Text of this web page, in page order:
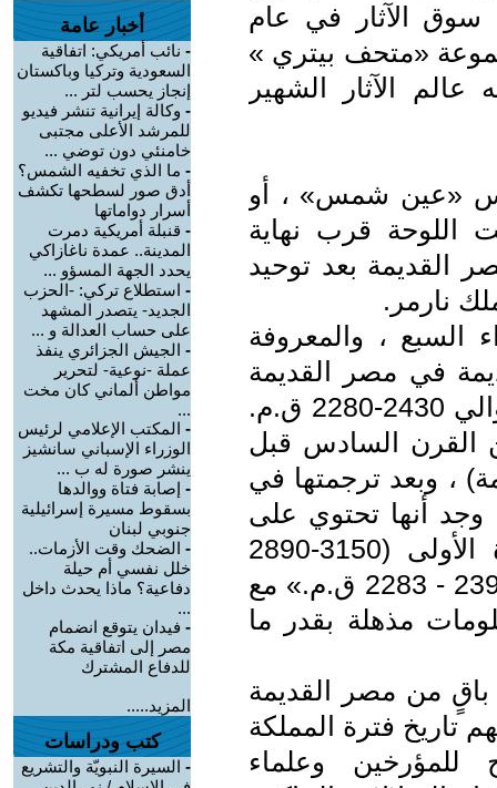
في سوق الآثار في عام
«متحف بيتري »
الآثار الشهير
«عين شمس» ، أو
قرب نهاية
القديمة بعد توحيد
نارمر.
السبع ، والمعروفة
في مصر القديمة
(وتُعرف بإسم حجر باليرمو) ، إلى حوالي 2430-2280 ق.م.
القرن السادس قبل
، وبعد ترجمتها في
، وجد أنها تحتوي على
قائمة بملوك مصر من قبل الأسرة الأولى (3150-2890
ق.م.) إلى بداية الأسرة الخامسة « 2392 - 2283 ق.م.» مع
مذهلة بقدر ما
باقٍ من مصر القديمة
تاريخ فترة المملكة
للمؤرخين وعلماء
أخبار عامة
- نائب أمريكي: اتفاقية
السعودية وتركيا وباكستان
إنجاز يحسب لتر ...
- وكالة إيرانية تنشر فيديو
للمرشد الأعلى مجتبى
خامنئي دون توضي ...
- ما الذي تخفيه الشمس؟
أدق صور لسطحها تكشف
أسرار دواماتها
- قنبلة أمريكية دمرت
المدينة.. عمدة ناغازاكي
يحدد الجهة المسؤو ...
- استطلاع تركي: -الحزب
الجديد- يتصدر المشهد
على حساب العدالة و ...
- الجيش الجزائري ينفذ
عملة -نوعية- لتحرير
مواطن ألماني كان مخت
...
- المكتب الإعلامي لرئيس
الوزراء الإسباني سانشيز
ينشر صورة له ب ...
- إصابة فتاة ووالدها
بسقوط مسيرة إسرائيلية
جنوبي لبنان
- الضحك وقت الأزمات..
خلل نفسي أم حيلة
دفاعية؟ ماذا يحدث داخل
...
- فيدان يتوقع انضمام
مصر إلى اتفاقية مكة
للدفاع المشترك
المزيد.....
كتب ودراسات
- السيرة النبويّة والتشريع